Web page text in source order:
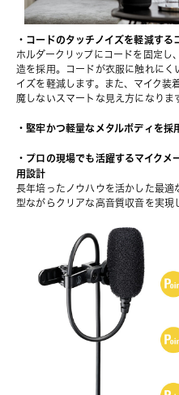
・コードのタッチノイズを軽減する
ホルダークリップにコードを固定し
造を採用。コードが衣服に触れにく
イズを軽減します。また、マイク装
魔しないスマートな見え方になりま
・堅牢かつ軽量なメタルボディを
・プロの現場でも活躍するマイク
用設計
長年培ったノウハウを活かした最
型ながらクリアな高音質収音を実現